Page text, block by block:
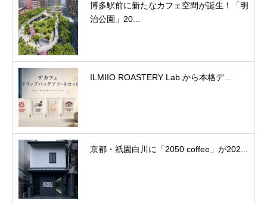
博多駅前に新たなカフェ空間が誕生！「明
治公園」20...
ILMIIO ROASTERY Lab.から本格デ...
京都・祇園白川に「2050 coffee」が202...